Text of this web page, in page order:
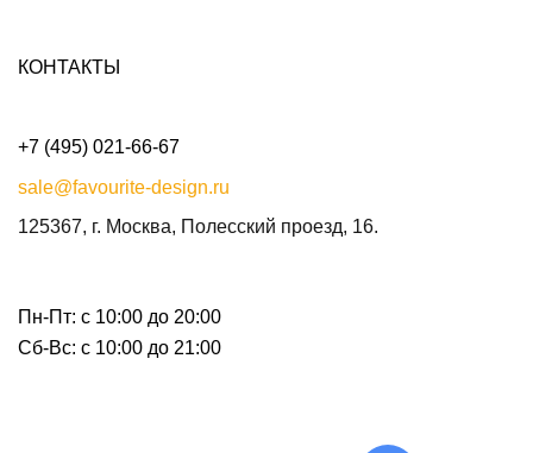
КОНТАКТЫ
+7 (495) 021-66-67
sale@favourite-design.ru
125367, г. Москва, Полесский проезд, 16.
Пн-Пт: с 10:00 до 20:00
Сб-Вс: с 10:00 до 21:00